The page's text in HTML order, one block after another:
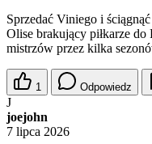
Sprzedać Viniego i
Olise brakujący piłkarze
mistrzów przez kilka
1 Odpowiedz
J
joejohn
7 lipca 2026